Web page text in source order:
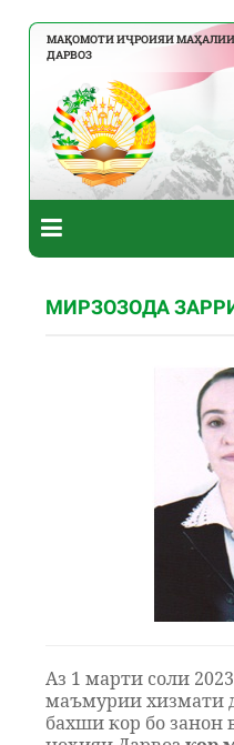
МАҚОМОТИ ИҶРОИЯИ
ДАРВОЗ
МИРЗОЗОДА
Аз 1 марти соли
маъмурии хизмати
бахши кор бо